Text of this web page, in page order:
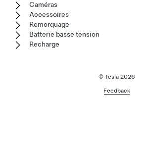
Caméras
Accessoires
Remorquage
Batterie basse tension
Recharge
© Tesla 2026
Feedback